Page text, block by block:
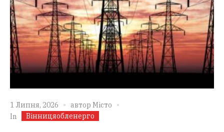
1 Липня, 2026 автор Місто
In
Вінницяобленерго